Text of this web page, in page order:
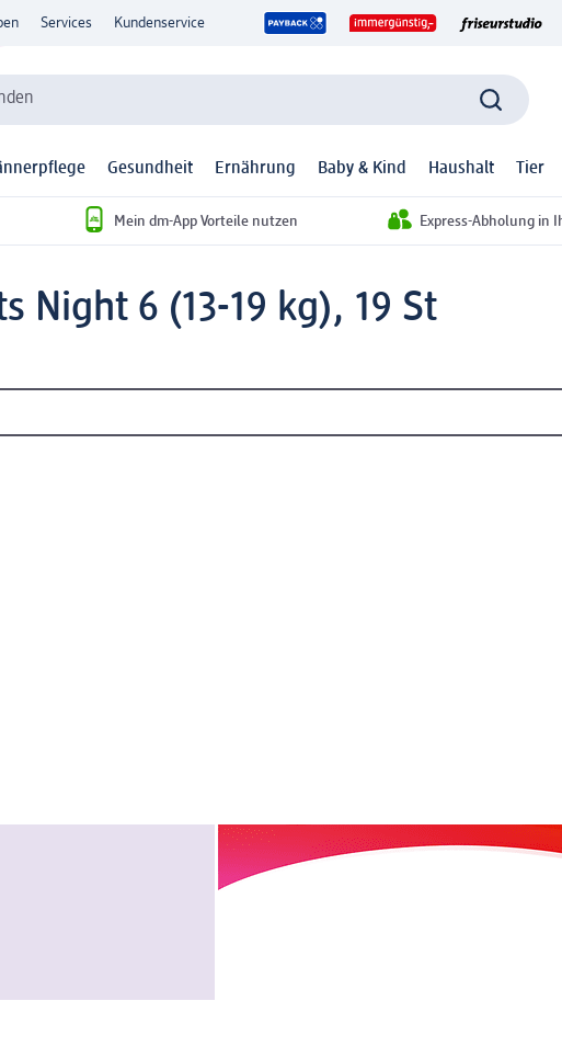
Services Kundenservice
Gesundheit Ernährung Baby & Kind Haushalt Tier
Mein dm-App Vorteile nutzen Express-Abholung in
Night 6 (13-19 kg), 19 St